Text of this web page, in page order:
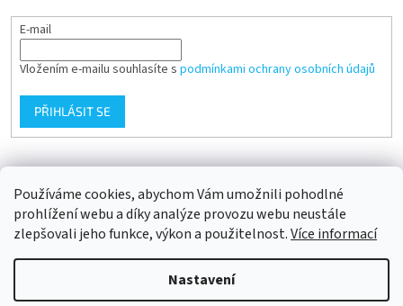
Používáme cookies, abychom Vám umožnili pohodlné
prohlížení webu a díky analýze provozu webu neustále
zlepšovali jeho funkce, výkon a použitelnost.Více informací
Nastavení
E-mail
Vložením e-mailu souhlasíte s podmínkami ochrany osobních údajů
PŘIHLÁSIT SE
Vytvořil Shoptet